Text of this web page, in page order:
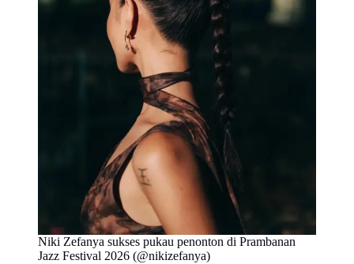
Niki Zefanya sukses pukau penonton di Prambanan
Jazz Festival 2026 (@nikizefanya)